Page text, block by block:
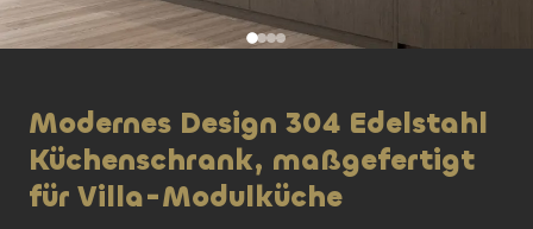
Modernes Design 304 Edelstahl
Küchenschrank, maßgefertigt
für Villa-Modulküche